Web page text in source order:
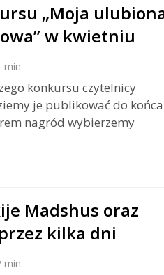
„Moja
w kwietniu
min.
konkursu czytelnicy
je publikować do końca
nagród wybierzemy
Madshus oraz
kilka dni
min.